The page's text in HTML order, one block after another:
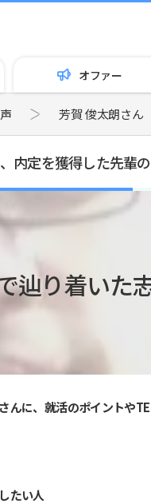
オファー
芳賀 俊太朗さん
内定を獲得した先輩の
辿り着いた
に、就活のポイントや
たい人